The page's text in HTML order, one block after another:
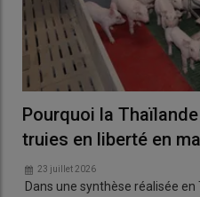
Pourquoi la
truies en liberté en
23 juillet 2026
Dans une synthèse réalisée